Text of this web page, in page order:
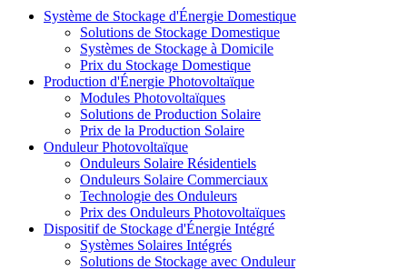
Système de Stockage d'Énergie Domestique
Solutions de Stockage Domestique
Systèmes de Stockage à Domicile
Prix du Stockage Domestique
Production d'Énergie Photovoltaïque
Modules Photovoltaïques
Solutions de Production Solaire
Prix de la Production Solaire
Onduleur Photovoltaïque
Onduleurs Solaire Résidentiels
Onduleurs Solaire Commerciaux
Technologie des Onduleurs
Prix des Onduleurs Photovoltaïques
Dispositif de Stockage d'Énergie Intégré
Systèmes Solaires Intégrés
Solutions de Stockage avec Onduleur